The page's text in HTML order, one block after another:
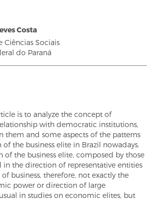
Costa
Ciências Sociais
do Paraná
is to analyze the concept of
with democratic institutions,
them and some aspects of the patterns
the business elite in Brazil nowadays.
of the business elite, composed by those
in the direction of representative entities
business, therefore, not exactly the
power or direction of large
in studies on economic elites, but